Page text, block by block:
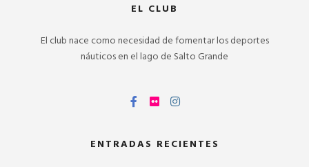
EL CLUB
El club nace como necesidad de fomentar los deportes
náuticos en el lago de Salto Grande
ENTRADAS RECIENTES